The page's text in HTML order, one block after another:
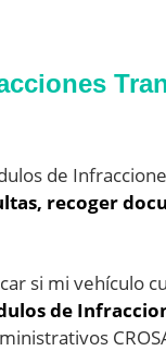
de
recoger
si mi vehículo
de